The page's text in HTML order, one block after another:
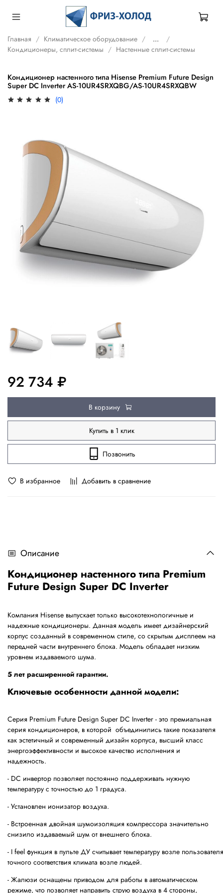
Главная Климатическое оборудование
...
Кондиционеры, сплит-системы
Настенные сплит-системы
Кондиционер настенного типа Hisense Premium Future Design
Super DC Inverter AS-10UR4SRXQBG/AS-10UR4SRXQBW
(0)
В избранное Добавить в сравнение
92 734 ₽
В корзину
Купить в 1 клик
Позвонить
Описание
Кондиционер настенного типа Premium
Future Design Super DC Inverter
Компания Hisense выпускает только высокотехнологичные и
надежные кондиционеры. Данная модель имеет дизайнерский
корпус созданный в современном стиле, со скрытым дисплеем на
передней части внутреннего блока. Модель обладает низким
уровнем издаваемого шума.
5 лет расширенной гарантии.
Ключевые особенности данной модели:
Серия Premium Future Design Super DC Inverter - это премиальная
серия кондиционеров, в которой объединились такие показателя
как эстетичный и современный дизайн корпуса, высший класс
энергоэффективности и высокое качество исполнения и
надежность.
- DC инвертор позволяет постоянно поддерживать нужную
температуру с точностью до 1 градуса.
- Установлен ионизатор воздуха.
- Встроенная двойная шумоизоляция компрессора значительно
снизило издаваемый шум от внешнего блока.
- I feel функция в пульте ДУ считывает температуру возле
точного соответствия климата возле людей.
- Жалюзи оснащены приводом для работы в автоматическом
режиме, что позволяет направить струю воздуха в 4 стороны,